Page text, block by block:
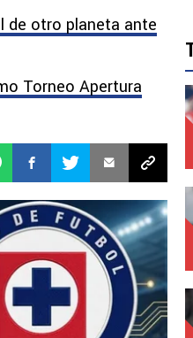
de otro planeta ante
Torneo Apertura